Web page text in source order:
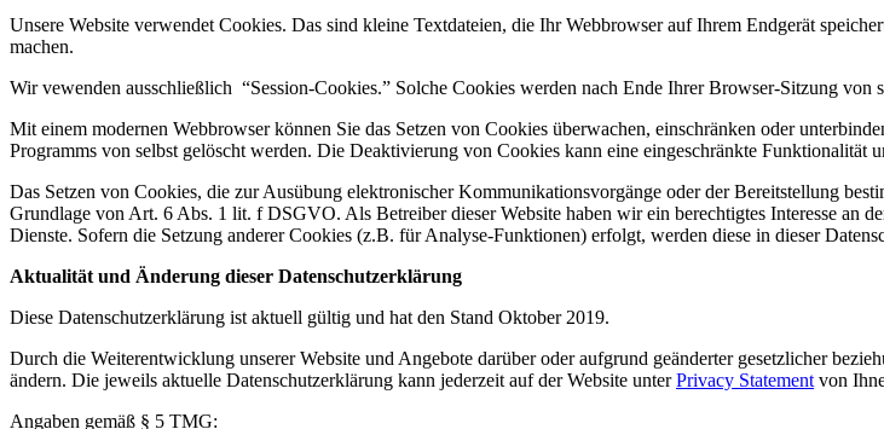
Unsere Website verwendet Cookies. Das sind kleine Textdateien, die Ihr Webbrowser auf Ihrem Endgerät
machen.
Wir vewenden ausschließlich “Session-Cookies.” Solche Cookies werden nach Ende Ihrer Browser-Sitzung
Mit einem modernen Webbrowser können Sie das Setzen von Cookies überwachen, einschränken oder
Programms von selbst gelöscht werden. Die Deaktivierung von Cookies kann eine eingeschränkte Funktionalität
Das Setzen von Cookies, die zur Ausübung elektronischer Kommunikationsvorgänge oder der Bereitstellung
Grundlage von Art. 6 Abs. 1 lit. f DSGVO. Als Betreiber dieser Website haben wir ein berechtigtes Interesse an
Dienste. Sofern die Setzung anderer Cookies (z.B. für Analyse-Funktionen) erfolgt, werden diese in dieser
Aktualität und Änderung dieser Datenschutzerklärung
Diese Datenschutzerklärung ist aktuell gültig und hat den Stand Oktober 2019.
Durch die Weiterentwicklung unserer Website und Angebote darüber oder aufgrund geänderter gesetzlicher
ändern. Die jeweils aktuelle Datenschutzerklärung kann jederzeit auf der Website unterPrivacy Statement von
Angaben gemäß § 5 TMG: